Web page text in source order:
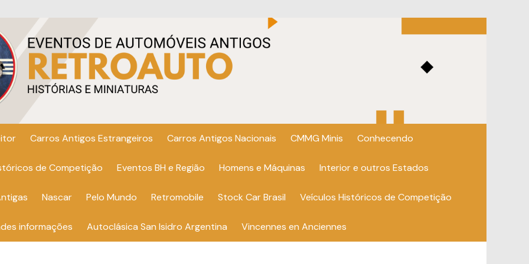
Carros Antigos Estrangeiros Carros Antigos Nacionais CMMG Minis Conhecendo
de Competição Eventos BH e Região Homens e Máquinas Interior e outros Estados
Nascar Pelo Mundo Retromobile Stock Car Brasil Veículos Históricos de Competição
informações Autoclásica San Isidro Argentina Vincennes en Anciennes